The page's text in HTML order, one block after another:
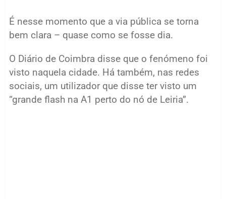
É nesse momento que a via pública se torna
bem clara – quase como se fosse dia.
O Diário de Coimbra disse que o fenómeno foi
visto naquela cidade. Há também, nas redes
sociais, um utilizador que disse ter visto um
“grande flash na A1 perto do nó de Leiria”.